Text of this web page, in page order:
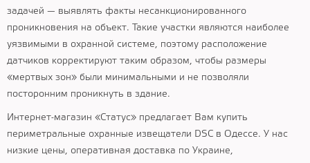
задачей — выявлять факты несанкционированного
проникновения на объект. Такие участки являются наиболее
уязвимыми в охранной системе, поэтому расположение
датчиков корректируют таким образом, чтобы размеры
«мертвых зон» были минимальными и не позволяли
посторонним проникнуть в здание.
Интернет-магазин «Статус» предлагает Вам купить
периметральные охранные извещатели DSC в Одессе. У нас
низкие цены, оперативная доставка по Украине,